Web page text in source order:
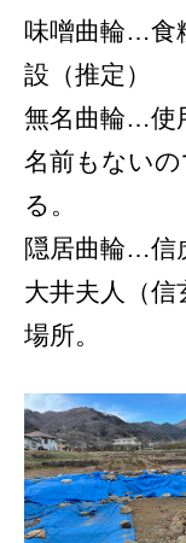
味噌曲輪…食
設（推定）
無名曲輪…使
名前もない
る。
隠居曲輪…信
大井夫人（
場所。